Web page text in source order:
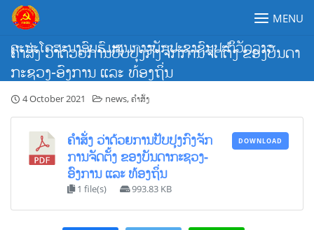
Skip
content
ຄະນະໂຄສະນາອົບຮົມສູນກາງພັກປະຊາຊົນປະຕິວັດລາວ
MENU
ຄຳສັ່ງ ວ່າດ້ວຍການປັບປຸງກົງຈັກການຈັດຕັ້ງ ຂອງບັນດາ
ກະຊວງ-ອົງການ ແລະ ທ້ອງຖິ່ນ
4 October 2021 news,ຄຳສັ່ງ
ຄຳສັ່ງ ວ່າດ້ວຍການປັບປຸງກົງຈັກ
ການຈັດຕັ້ງ ຂອງບັນດາກະຊວງ-
ອົງການ ແລະ ທ້ອງຖິ່ນ
1 file(s) 993.83 KB
DOWNLOAD